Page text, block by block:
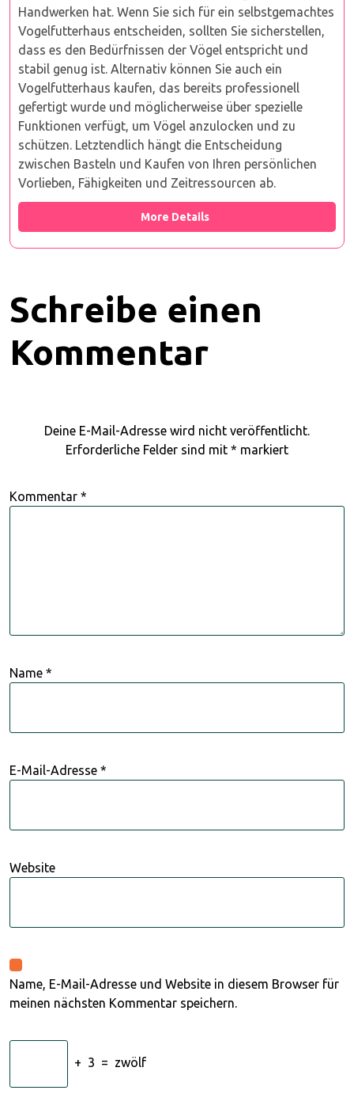
Handwerken hat. Wenn Sie sich für ein selbstgemachtes
Vogelfutterhaus entscheiden, sollten Sie sicherstellen,
dass es den Bedürfnissen der Vögel entspricht und
stabil genug ist. Alternativ können Sie auch ein
Vogelfutterhaus kaufen, das bereits professionell
gefertigt wurde und möglicherweise über spezielle
Funktionen verfügt, um Vögel anzulocken und zu
schützen. Letztendlich hängt die Entscheidung
zwischen Basteln und Kaufen von Ihren persönlichen
Vorlieben, Fähigkeiten und Zeitressourcen ab.
More Details
Schreibe einen
Kommentar
Deine E-Mail-Adresse wird nicht veröffentlicht.
Erforderliche Felder sind mit * markiert
Kommentar *
Name *
E-Mail-Adresse *
Website
Name, E-Mail-Adresse und Website in diesem Browser für
meinen nächsten Kommentar speichern.
+ 3 = zwölf